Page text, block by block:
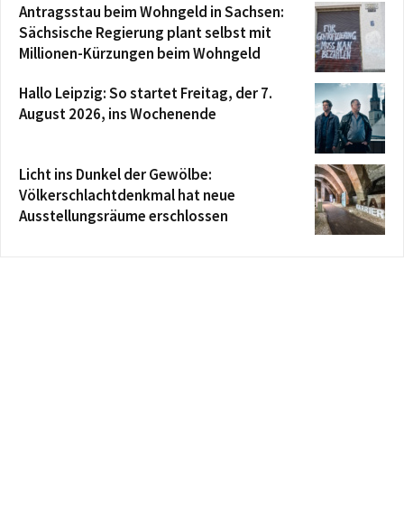
Antragsstau beim Wohngeld in Sachsen:
Sächsische Regierung plant selbst mit
Millionen-Kürzungen beim Wohngeld
Hallo Leipzig: So startet Freitag, der 7.
August 2026, ins Wochenende
Licht ins Dunkel der Gewölbe:
Völkerschlachtdenkmal hat neue
Ausstellungsräume erschlossen